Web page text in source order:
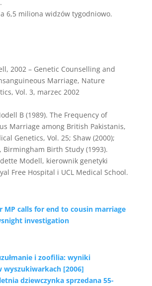
6,5 miliona widzów tygodniowo.
2002 – Genetic Counselling and
Marriage, Nature
Vol. 3, marzec 2002
B (1989). The Frequency of
Marriage among British Pakistanis,
Genetics, Vol. 25; Shaw (2000);
Birmingham Birth Study (1993).
Modell, kierownik genetyki
Free Hospital i UCL Medical School.
MP calls for end to cousin marriage
investigation
i zoofilia: wyniki
wyszukiwarkach [2006]
dziewczynka sprzedana 55-